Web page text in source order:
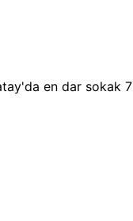
en dar sokak